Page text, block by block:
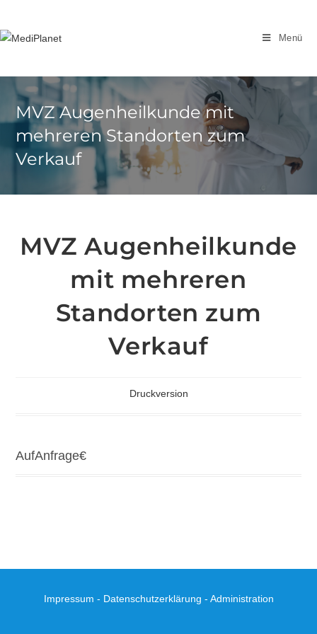
springen
Menü
MVZ Augenheilkunde mit
mehreren Standorten zum
Verkauf
MVZ Augenheilkunde
mit mehreren
Standorten zum
Verkauf
Druckversion
AufAnfrage€
Impressum - Datenschutzerklärung - Administration